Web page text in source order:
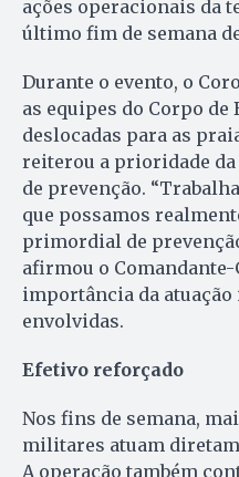
ações operacionais da
último fim de semana
Durante o evento, o
as equipes do Corpo de
deslocadas para as
reiterou a prioridade
de prevenção.
que possamos
primordial de
afirmou o Comandante-
importância da
envolvidas.
Efetivo reforçado
Nos fins de semana,
militares atuam
A operação também